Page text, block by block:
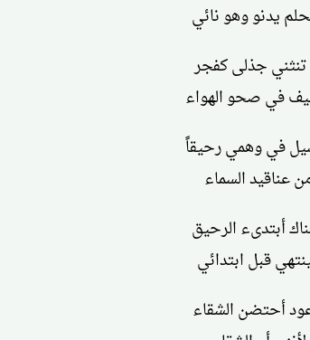
يدنو وهو نائي
تنثني جذلى كفجر
في صحو الهواء
في وهمي رحيقاً
عناقيد السماء
أبتدىء الرحيق
قبل ابتدائي
أحتضن الشقاء